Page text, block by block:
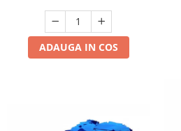
ADAUGA IN COS